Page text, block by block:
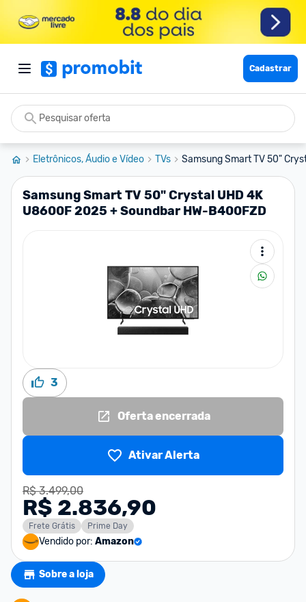
Cadastrar
Eletrônicos, Áudio e Vídeo TVs Samsung Smart TV 50"
Samsung Smart TV 50" Crystal UHD 4K
U8600F 2025 + Soundbar HW-B400FZD
3
Oferta encerrada
Ativar Alerta
R$ 3.499,00
R$ 2.836,90
Frete Grátis Prime Day
Vendido por: Amazon
Sobre a loja